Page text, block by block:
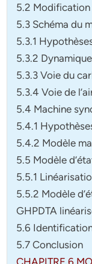
5.2 Modification
5.3 Schéma du
5.3.1
5.3.2
5.3.3 Voie du
5.3.4 Voie de
5.4 Machine
5.4.1
5.4.2 Modèle
5.5 Modèle
5.5.1
5.5.2 Modèle
GHPDTA
5.6
5.7 Conclusion